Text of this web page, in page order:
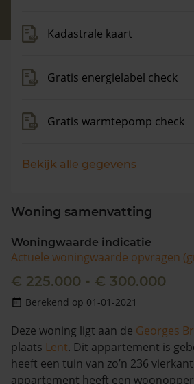
Kadastrale kaart
Gratis energielabel check
Gratis warmtepomp check
Bekijk alle gegevens
Woning samenvatting
Woningwaarde indicatie
Actuele woningwaarde opvragen
€ 225.000 - € 300.000
Berekend op 01-01-2021
Deze woning ligt aan de Georges
plaats Lent. Dit appartement is
heeft een tuin van zo’n 236
appartement heeft een